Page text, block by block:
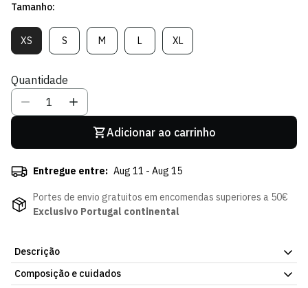
Sócio
Tamanho:
XSVariante
Esgotada
Indisponível
SVariante
Esgotada
Indisponível
MVariante
Esgotada
LVariante
Esgotada
XLVariante
Esgotada
Quantidade
Adicionar ao carrinho
Entregue entre: Aug 11 - Aug 15
Portes de envio gratuitos em encomendas superiores a 50€
Exclusivo Portugal continental
Descrição
Top Crop Vapor Green, peça oficial da Loja Verde Online. Tecido
Composição e cuidados